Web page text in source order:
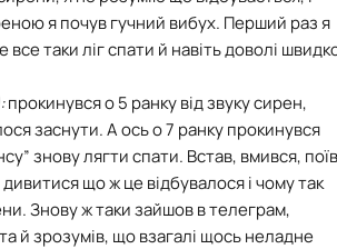
я почув гучний вибух. Перший раз я
все таки ліг спати й навіть доволі
прокинувся о 5 ранку від звуку сирен,
заснути. А ось о 7 ранку прокинувся
знову лягти спати. Встав, вмився,
що ж це відбувалося і чому так
Знову ж таки зайшов в телеграм,
й зрозумів, що взагалі щось неладне